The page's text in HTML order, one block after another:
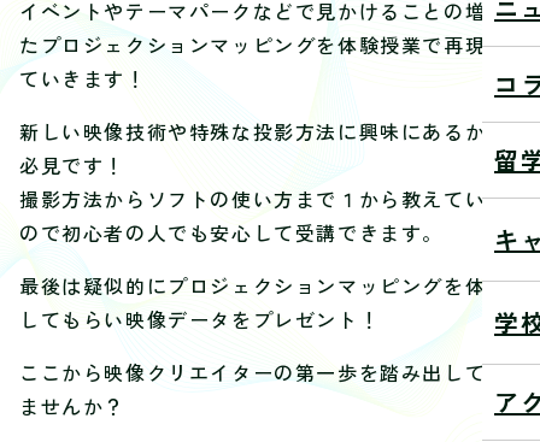
ニ
コ
留
キ
学
ア
イベントやテーマパークなどで見かけることの増え
たプロジェクションマッピングを体験授業で再現し
ていきます！
新しい映像技術や特殊な投影方法に興味にあるかた
必見です！
撮影方法からソフトの使い方まで１から教えていく
ので初心者の人でも安心して受講できます。
最後は疑似的にプロジェクションマッピングを体感
してもらい映像データをプレゼント！
ここから映像クリエイターの第一歩を踏み出してみ
ませんか？